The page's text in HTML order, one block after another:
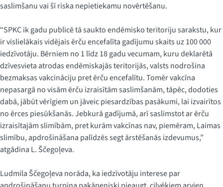
saslimšanu vai šī riska nepietiekamu novērtēšanu.
“SPKC ik gadu publicē tā saukto endēmisko teritoriju sarakstu, kur
ir vislielākais vidējais ērču encefalīta gadījumu skaits uz 100 000
iedzīvotāju. Bērniem no 1 līdz 18 gadu vecumam, kuru deklarētā
dzīvesvieta atrodas endēmiskajās teritorijās, valsts nodrošina
bezmaksas vakcināciju pret ērču encefalītu. Tomēr vakcīna
nepasargā no visām ērču izraisītām saslimšanām, tāpēc, dodoties
dabā, jābūt vērīgiem un jāveic piesardzības pasākumi, lai izvairītos
no ērces piesūkšanās. Jebkurā gadījumā, arī saslimstot ar ērču
izraisītajām slimībām, pret kurām vakcīnas nav, piemēram, Laimas
slimību, apdrošināšana palīdzēs segt ārstēšanās izdevumus,”
atgādina L. Ščegoļeva.
Ludmila Ščegoļeva norāda, ka iedzīvotāju interese par